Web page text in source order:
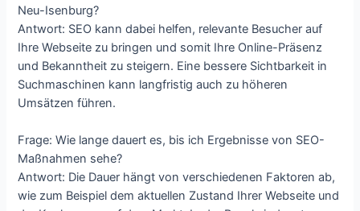
Neu-Isenburg?
Antwort: SEO kann dabei helfen, relevante Besucher auf
Ihre Webseite zu bringen und somit Ihre Online-Präsenz
und Bekanntheit zu steigern. Eine bessere Sichtbarkeit in
Suchmaschinen kann langfristig auch zu höheren
Umsätzen führen.
Frage: Wie lange dauert es, bis ich Ergebnisse von SEO-
Maßnahmen sehe?
Antwort: Die Dauer hängt von verschiedenen Faktoren ab,
wie zum Beispiel dem aktuellen Zustand Ihrer Webseite und